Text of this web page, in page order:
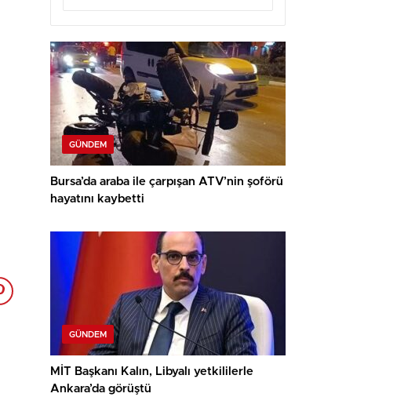
GÜNDEM
Bursa’da araba ile çarpışan ATV’nin şoförü
hayatını kaybetti
GÜNDEM
MİT Başkanı Kalın, Libyalı yetkililerle
Ankara’da görüştü